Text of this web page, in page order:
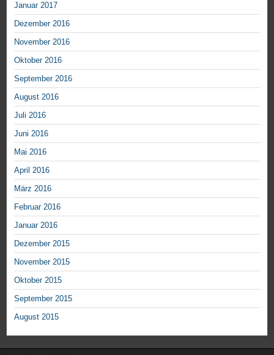
Januar 2017
Dezember 2016
November 2016
Oktober 2016
September 2016
August 2016
Juli 2016
Juni 2016
Mai 2016
April 2016
März 2016
Februar 2016
Januar 2016
Dezember 2015
November 2015
Oktober 2015
September 2015
August 2015